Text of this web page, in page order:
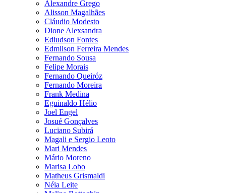
Alexandre Grego
Alisson Magalhães
Cláudio Modesto
Dione Alexsandra
Ediudson Fontes
Edmilson Ferreira Mendes
Fernando Sousa
Felipe Morais
Fernando Queiróz
Fernando Moreira
Frank Medina
Eguinaldo Hélio
Joel Engel
Josué Gonçalves
Luciano Subirá
Magali e Sergio Leoto
Mari Mendes
Mário Moreno
Marisa Lobo
Matheus Grismaldi
Néia Leite